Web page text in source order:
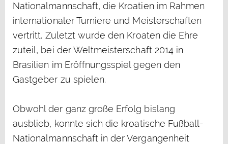
Nationalmannschaft, die Kroatien im Rahmen
internationaler Turniere und Meisterschaften
vertritt. Zuletzt wurde den Kroaten die Ehre
zuteil, bei der Weltmeisterschaft 2014 in
Brasilien im Eröffnungsspiel gegen den
Gastgeber zu spielen.
Obwohl der ganz große Erfolg bislang
ausblieb, konnte sich die kroatische Fußball-
Nationalmannschaft in der Vergangenheit